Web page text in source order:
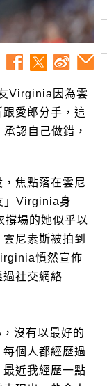
Virginia因為雲
愛郎分手，這
認自己做錯，
焦點落在雲尼
」Virginia身
撐場的她似乎以
尼素斯被拍到
憤然宣佈
社交網絡
沒有以最好的
個人都經歷過
近我經歷一點